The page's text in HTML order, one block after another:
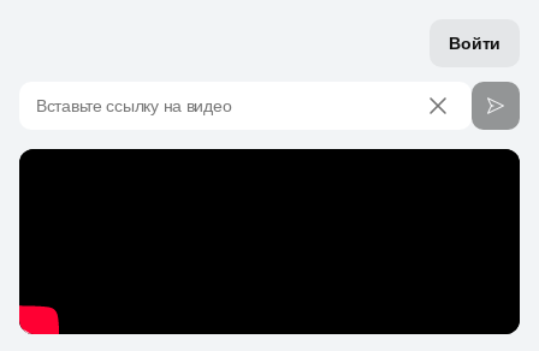
Войти
Вставьте ссылку на видео